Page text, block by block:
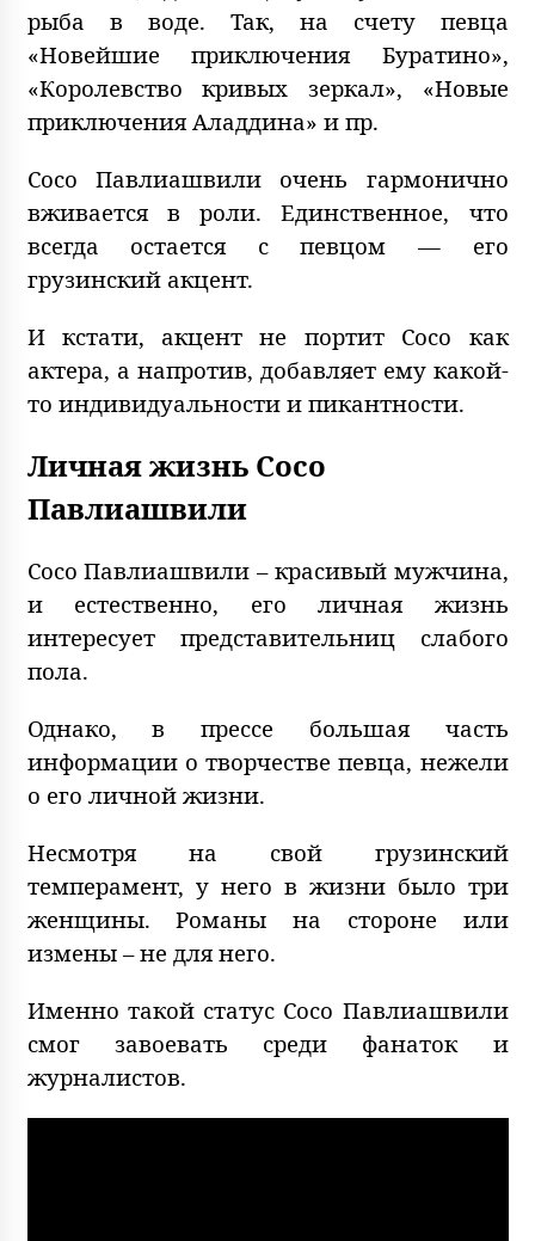
рыба в воде. Так, на счету певца
«Новейшие приключения Буратино»,
«Королевство кривых зеркал», «Новые
приключения Аладдина» и пр.
Сосо Павлиашвили очень гармонично
вживается в роли. Единственное, что
всегда остается с певцом — его
грузинский акцент.
И кстати, акцент не портит Сосо как
актера, а напротив, добавляет ему какой-
то индивидуальности и пикантности.
Личная жизнь Сосо
Павлиашвили
Сосо Павлиашвили – красивый мужчина,
и естественно, его личная жизнь
интересует представительниц слабого
пола.
Однако, в прессе большая часть
информации о творчестве певца, нежели
о его личной жизни.
Несмотря на свой грузинский
темперамент, у него в жизни было три
женщины. Романы на стороне или
измены – не для него.
Именно такой статус Сосо Павлиашвили
смог завоевать среди фанаток и
журналистов.